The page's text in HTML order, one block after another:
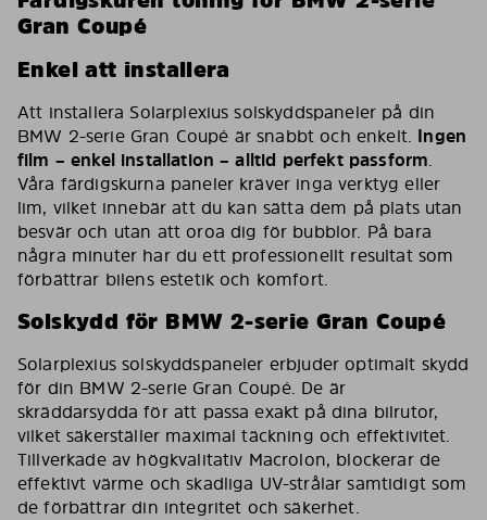
Gran Coupé
Enkel att installera
Att installera Solarplexius solskyddspaneler på din
BMW 2-serie Gran Coupé är snabbt och enkelt. Ingen
film – enkel installation – alltid perfekt passform.
Våra färdigskurna paneler kräver inga verktyg eller
lim, vilket innebär att du kan sätta dem på plats utan
besvär och utan att oroa dig för bubblor. På bara
några minuter har du ett professionellt resultat som
förbättrar bilens estetik och komfort.
Solskydd för BMW 2-serie Gran Coupé
Solarplexius solskyddspaneler erbjuder optimalt skydd
för din BMW 2-serie Gran Coupé. De är
skräddarsydda för att passa exakt på dina bilrutor,
vilket säkerställer maximal täckning och effektivitet.
Tillverkade av högkvalitativ Macrolon, blockerar de
effektivt värme och skadliga UV-strålar samtidigt som
de förbättrar din integritet och säkerhet.